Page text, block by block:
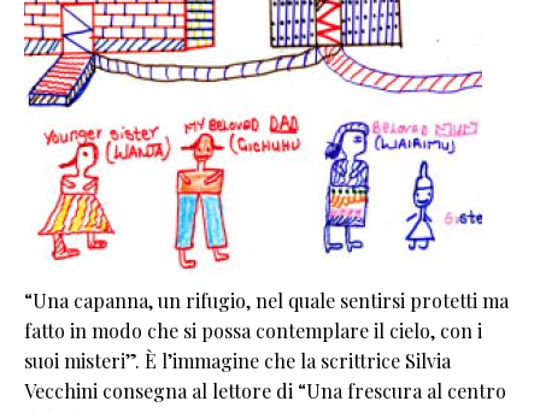
“Una capanna, un rifugio, nel quale sentirsi protetti ma
fatto in modo che si possa contemplare il cielo, con i
suoi misteri”. È l’immagine che la scrittrice Silvia
Vecchini consegna al lettore di “Una frescura al centro